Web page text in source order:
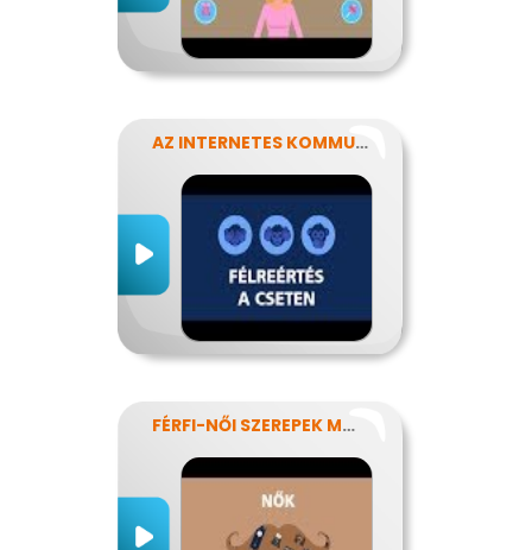
AZ INTERNETES KOMMUNIKÁCIÓ NÉHÁNY SAJÁTOSSÁGA
FÉRFI-NŐI SZEREPEK MODERN SZEMMEL